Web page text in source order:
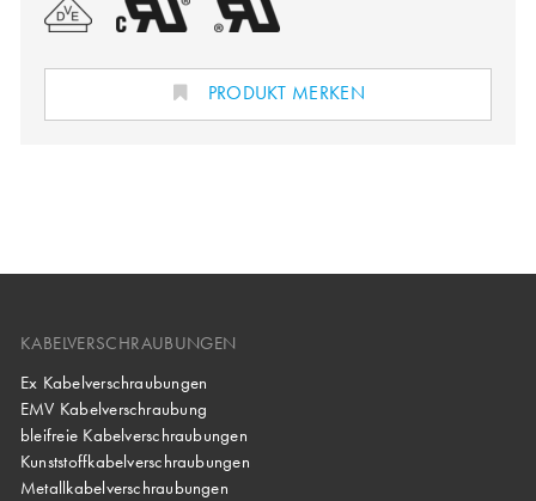
PRODUKT MERKEN
KABELVERSCHRAUBUNGEN
Ex Kabelverschraubungen
EMV Kabelverschraubung
bleifreie Kabelverschraubungen
Kunststoffkabelverschraubungen
Metallkabelverschraubungen